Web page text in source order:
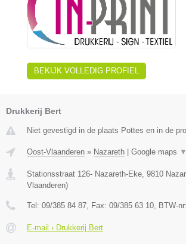
BEKIJK VOLLEDIG PROFIEL
Drukkerij Bert
Niet gevestigd in de plaats Pottes en in de
Oost-Vlaanderen » Nazareth | Google maps ▼
Stationsstraat 126- Nazareth-Eke 9810
Vlaanderen)
Tel: 09/385 84 87 , Fax: 09/385 63 10 , BTW-nr:
E-mail › Drukkerij Bert